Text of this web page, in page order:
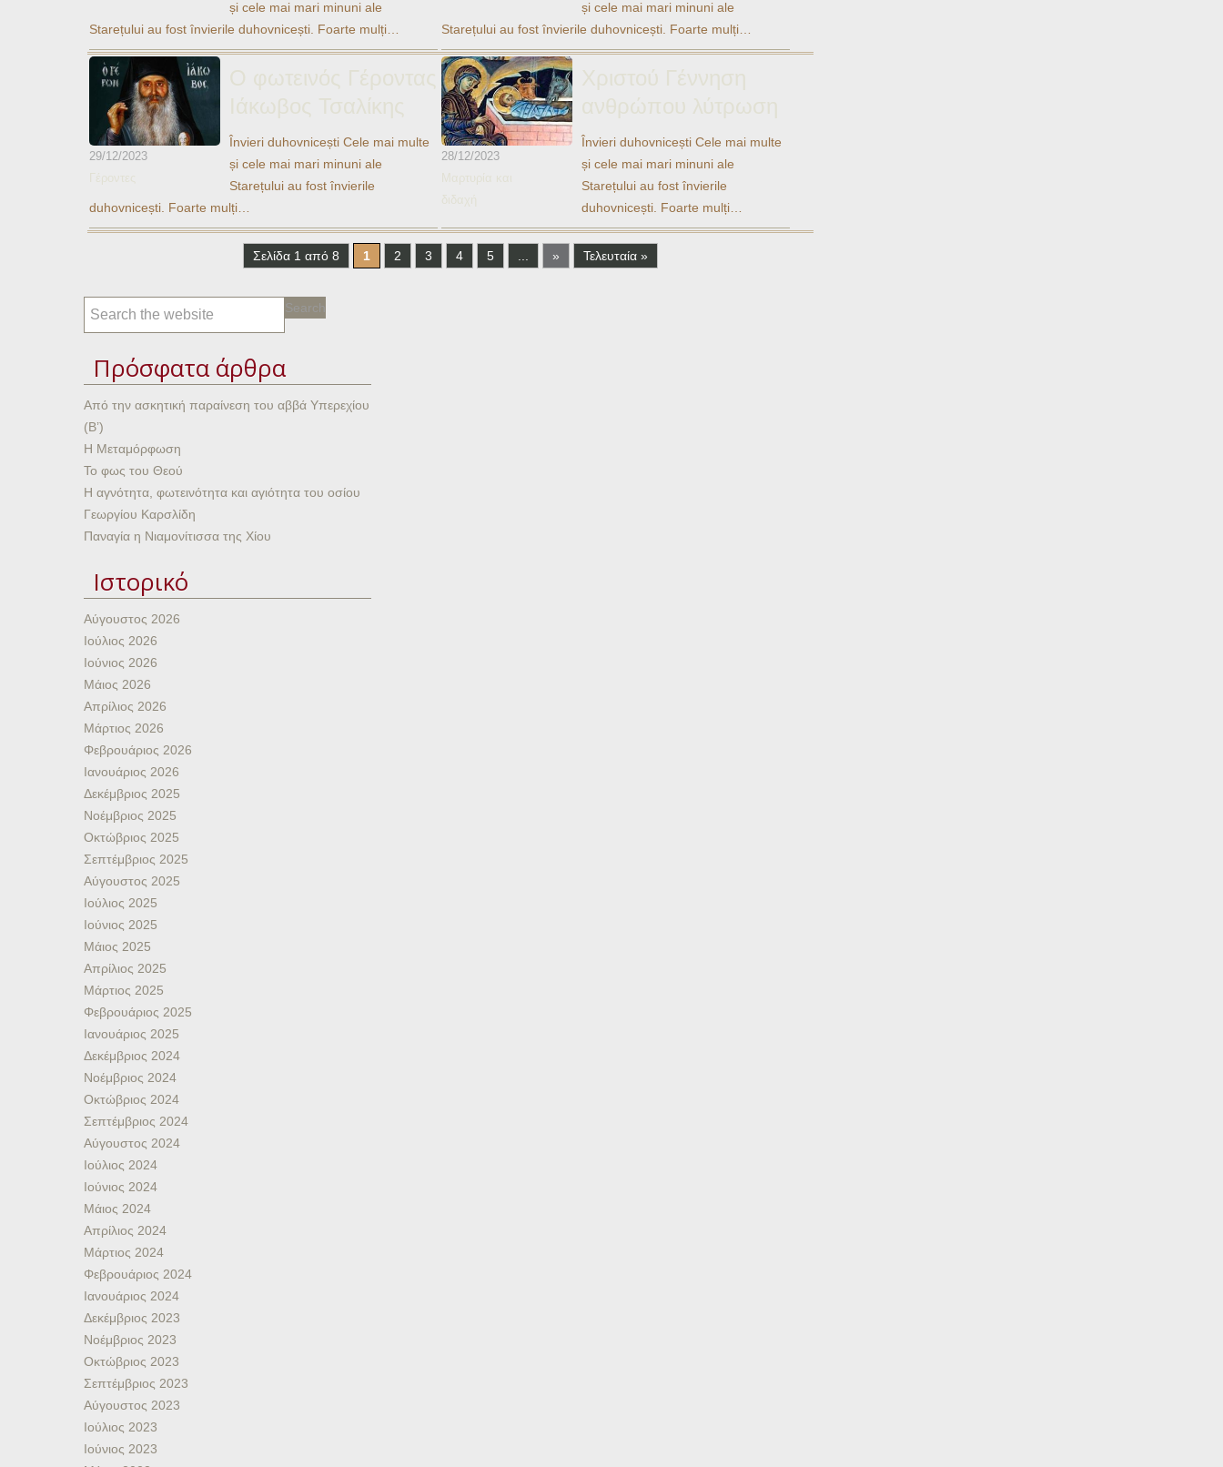
și cele mai mari minuni ale
Starețului au fost învierile duhovnicești. Foarte mulți…
și cele mai mari minuni ale
Starețului au fost învierile duhovnicești. Foarte mulți…
29/12/2023
Γέροντες
Ο φωτεινός Γέροντας
Ιάκωβος Τσαλίκης
Învieri duhovnicești Cele mai multe
și cele mai mari minuni ale
Starețului au fost învierile
duhovnicești. Foarte mulți…
28/12/2023
Μαρτυρία και
διδαχή
Χριστού Γέννηση
ανθρώπου λύτρωση
Învieri duhovnicești Cele mai multe
și cele mai mari minuni ale
Starețului au fost învierile
duhovnicești. Foarte mulți…
Σελίδα 1 από 8 1 2 3 4 5 » Τελευταία »
Πρόσφατα άρθρα
Από την ασκητική παραίνεση του αββά Υπερεχίου
(Β’)
Η Μεταμόρφωση
Το φως του Θεού
Η αγνότητα, φωτεινότητα και αγιότητα του οσίου
Γεωργίου Καρσλίδη
Παναγία η Νιαμονίτισσα της Χίου
Ιστορικό
Αύγουστος 2026
Ιούλιος 2026
Ιούνιος 2026
Μάιος 2026
Απρίλιος 2026
Μάρτιος 2026
Φεβρουάριος 2026
Ιανουάριος 2026
Δεκέμβριος 2025
Νοέμβριος 2025
Οκτώβριος 2025
Σεπτέμβριος 2025
Αύγουστος 2025
Ιούλιος 2025
Ιούνιος 2025
Μάιος 2025
Απρίλιος 2025
Μάρτιος 2025
Φεβρουάριος 2025
Ιανουάριος 2025
Δεκέμβριος 2024
Νοέμβριος 2024
Οκτώβριος 2024
Σεπτέμβριος 2024
Αύγουστος 2024
Ιούλιος 2024
Ιούνιος 2024
Μάιος 2024
Απρίλιος 2024
Μάρτιος 2024
Φεβρουάριος 2024
Ιανουάριος 2024
Δεκέμβριος 2023
Νοέμβριος 2023
Οκτώβριος 2023
Σεπτέμβριος 2023
Αύγουστος 2023
Ιούλιος 2023
Ιούνιος 2023